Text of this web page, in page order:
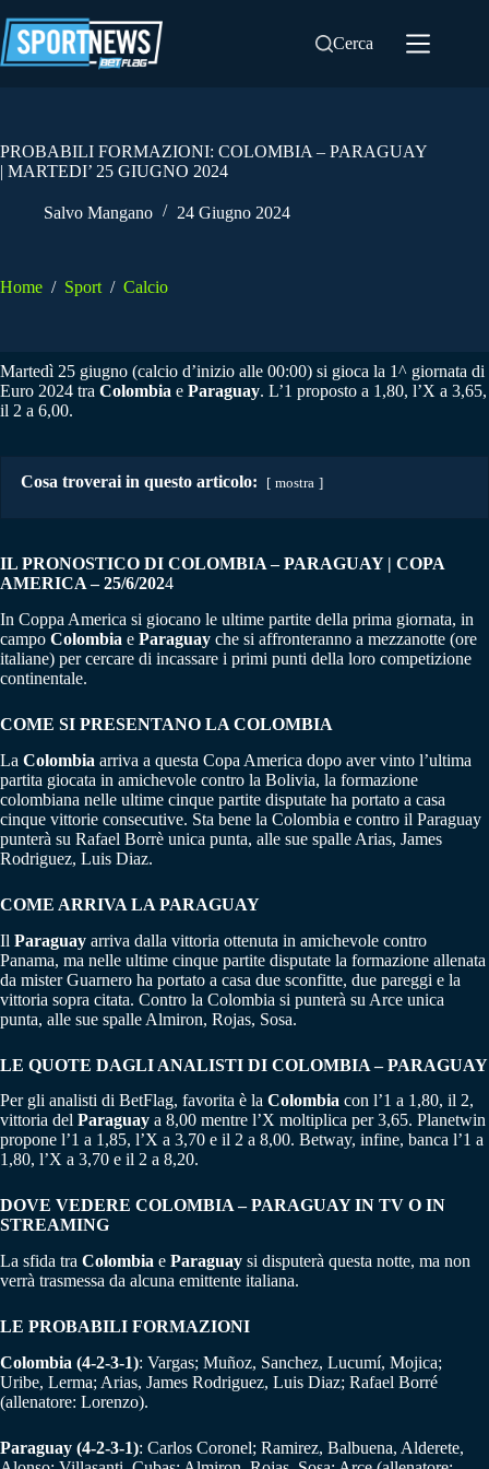
al
contenuto
Cerca
PROBABILI FORMAZIONI: COLOMBIA – PARAGUAY
| MARTEDI’ 25 GIUGNO 2024
Salvo Mangano 24 Giugno 2024
Home / Sport / Calcio
Martedì 25 giugno (calcio d’inizio alle 00:00) si gioca la 1^ giornata di
Euro 2024 tra Colombia e Paraguay. L’1 proposto a 1,80, l’X a 3,65,
il 2 a 6,00.
Cosa troverai in questo articolo: mostra
IL PRONOSTICO DI COLOMBIA – PARAGUAY | COPA
AMERICA – 25/6/2024
In Coppa America si giocano le ultime partite della prima giornata, in
campo Colombia e Paraguay che si affronteranno a mezzanotte (ore
italiane) per cercare di incassare i primi punti della loro competizione
continentale.
COME SI PRESENTANO LA COLOMBIA
La Colombia arriva a questa Copa America dopo aver vinto l’ultima
partita giocata in amichevole contro la Bolivia, la formazione
colombiana nelle ultime cinque partite disputate ha portato a casa
cinque vittorie consecutive. Sta bene la Colombia e contro il Paraguay
punterà su Rafael Borrè unica punta, alle sue spalle Arias, James
Rodriguez, Luis Diaz.
COME ARRIVA LA PARAGUAY
Il Paraguay arriva dalla vittoria ottenuta in amichevole contro
Panama, ma nelle ultime cinque partite disputate la formazione allenata
da mister Guarnero ha portato a casa due sconfitte, due pareggi e la
vittoria sopra citata. Contro la Colombia si punterà su Arce unica
punta, alle sue spalle Almiron, Rojas, Sosa.
LE QUOTE DAGLI ANALISTI DI COLOMBIA – PARAGUAY
Per gli analisti di BetFlag, favorita è la Colombia con l’1 a 1,80, il 2,
vittoria del Paraguay a 8,00 mentre l’X moltiplica per 3,65. Planetwin
propone l’1 a 1,85, l’X a 3,70 e il 2 a 8,00. Betway, infine, banca l’1 a
1,80, l’X a 3,70 e il 2 a 8,20.
DOVE VEDERE COLOMBIA – PARAGUAY IN TV O IN
STREAMING
La sfida tra Colombia e Paraguay si disputerà questa notte, ma non
verrà trasmessa da alcuna emittente italiana.
LE PROBABILI FORMAZIONI
Colombia (4-2-3-1): Vargas; Muñoz, Sanchez, Lucumí, Mojica;
Uribe, Lerma; Arias, James Rodriguez, Luis Diaz; Rafael Borré
(allenatore: Lorenzo).
Paraguay (4-2-3-1): Carlos Coronel; Ramirez, Balbuena, Alderete,